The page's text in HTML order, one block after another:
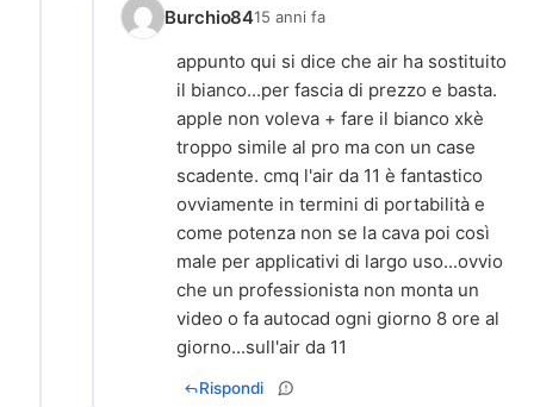
Burchio8415 anni fa
appunto qui si dice che air ha sostituito
il bianco...per fascia di prezzo e basta.
apple non voleva + fare il bianco xkè
troppo simile al pro ma con un case
scadente. cmq l'air da 11 è fantastico
ovviamente in termini di portabilità e
come potenza non se la cava poi così
male per applicativi di largo uso...ovvio
che un professionista non monta un
video o fa autocad ogni giorno 8 ore al
giorno...sull'air da 11
Rispondi